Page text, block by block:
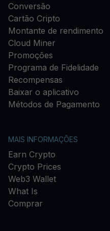
Conversão
Cartão Cripto
Montante de rendimento
Cloud Miner
Promoções
Programa de Fidelidade
Recompensas
Baixar o aplicativo
Métodos de Pagamento
MAIS INFORMAÇÕES
Earn Crypto
Crypto Prices
Web3 Wallet
What Is
Comprar